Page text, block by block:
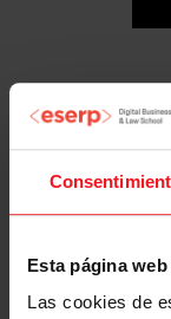
Esta página
Las cookies de